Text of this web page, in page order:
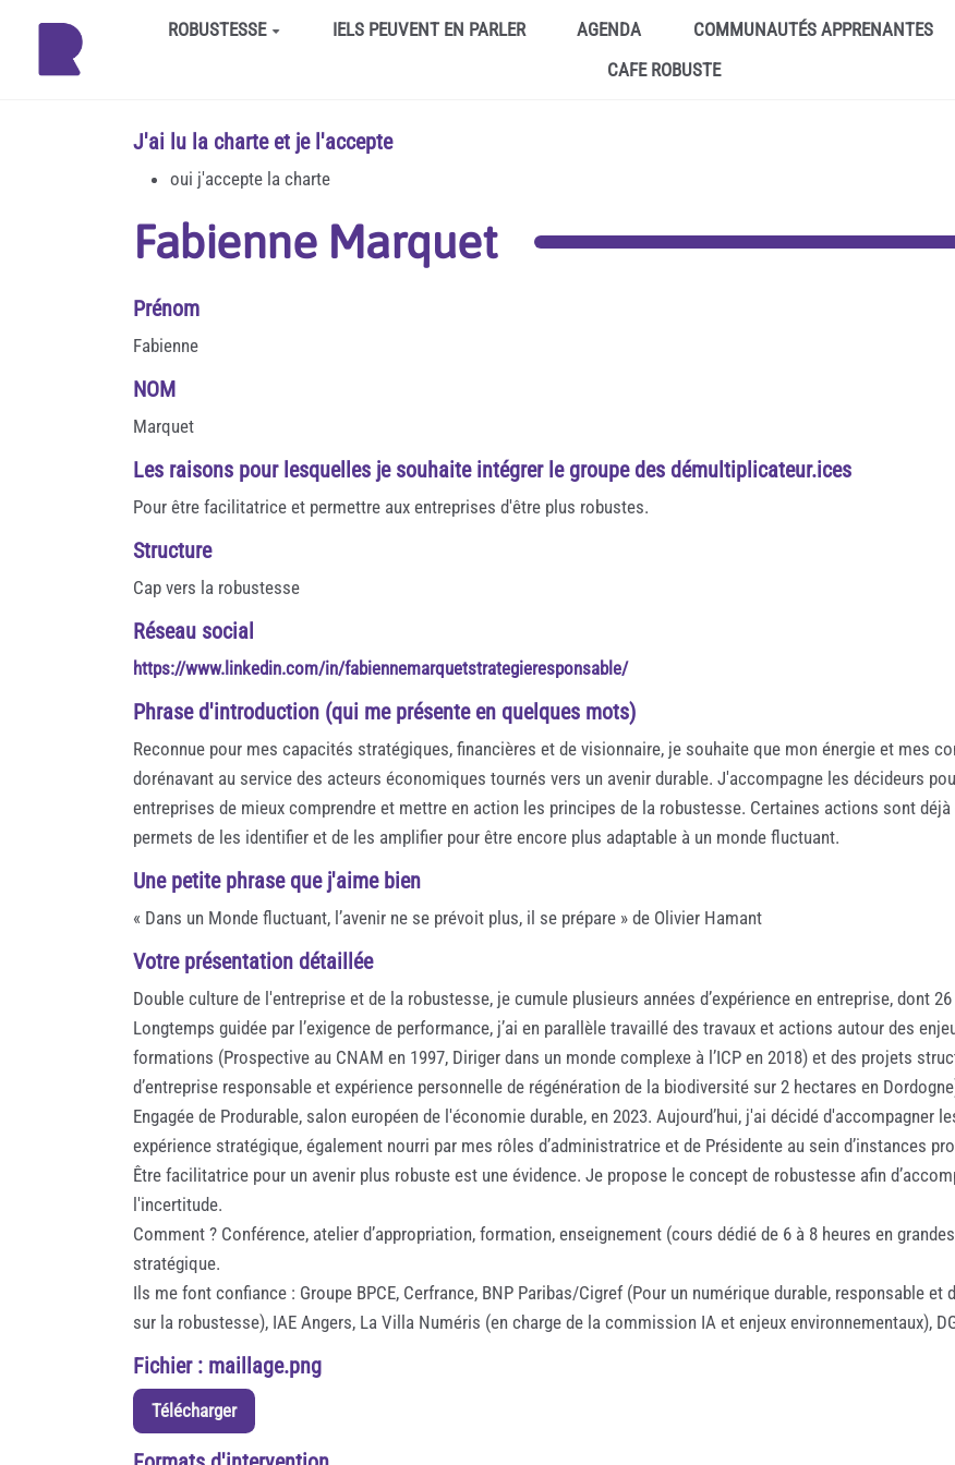
Aller au contenu principalROBUSTESSE IELS PEUVENT EN PARLER AGENDA COMMUNAUTÉS APPRENANTES
CAFE ROBUSTE
J'ai lu la charte et je l'accepte
oui j'accepte la charte
Fabienne Marquet
Prénom
Fabienne
NOM
Marquet
Les raisons pour lesquelles je souhaite intégrer le groupe des démultiplicateur.ices
Pour être facilitatrice et permettre aux entreprises d'être plus robustes.
Structure
Cap vers la robustesse
Réseau social
https://www.linkedin.com/in/fabiennemarquetstrategieresponsable/
Phrase d'introduction (qui me présente en quelques mots)
Reconnue pour mes capacités stratégiques, financières et de visionnaire, je souhaite que mon énergie et mes
dorénavant au service des acteurs économiques tournés vers un avenir durable. J'accompagne les décideurs
entreprises de mieux comprendre et mettre en action les principes de la robustesse. Certaines actions sont
permets de les identifier et de les amplifier pour être encore plus adaptable à un monde fluctuant.
Une petite phrase que j'aime bien
« Dans un Monde fluctuant, l’avenir ne se prévoit plus, il se prépare » de Olivier Hamant
Votre présentation détaillée
Double culture de l'entreprise et de la robustesse, je cumule plusieurs années d’expérience en entreprise, dont
Longtemps guidée par l’exigence de performance, j’ai en parallèle travaillé des travaux et actions autour des
formations (Prospective au CNAM en 1997, Diriger dans un monde complexe à l’ICP en 2018) et des projets
d’entreprise responsable et expérience personnelle de régénération de la biodiversité sur 2 hectares en
Engagée de Produrable, salon européen de l'économie durable, en 2023. Aujourd’hui, j'ai décidé d'accompagner
expérience stratégique, également nourri par mes rôles d’administratrice et de Présidente au sein d’instances
Être facilitatrice pour un avenir plus robuste est une évidence. Je propose le concept de robustesse afin
l'incertitude.
Comment ? Conférence, atelier d’appropriation, formation, enseignement (cours dédié de 6 à 8 heures en
stratégique.
Ils me font confiance : Groupe BPCE, Cerfrance, BNP Paribas/Cigref (Pour un numérique durable, responsable et
sur la robustesse), IAE Angers, La Villa Numéris (en charge de la commission IA et enjeux environnementaux),
Fichier : maillage.png
Télécharger